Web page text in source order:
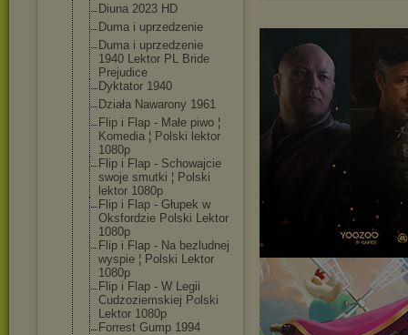
Diuna 2023 HD
Duma i uprzedzenie
Duma i uprzedzenie
1940 Lektor PL Bride
Prejudice
Dyktator 1940
Działa Nawarony 1961
Flip i Flap - Małe piwo ¦
Komedia ¦ Polski lektor
1080p
Flip i Flap - Schowajcie
swoje smutki ¦ Polski
lektor 1080p
Flip i Flap - Głupek w
Oksfordzie Polski Lektor
1080p
Flip i Flap - Na bezludnej
wyspie ¦ Polski Lektor
1080p
Flip i Flap - W Legii
Cudzoziemskiej Polski
Lektor 1080p
Forrest Gump 1994